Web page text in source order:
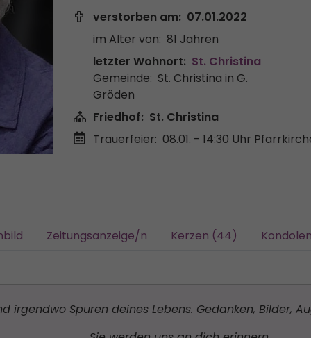
verstorben am: 07.01.2022
im Alter von: 81 Jahren
letzter Wohnort: St. Christina
Gemeinde: St. Christina in G.
Gröden
Friedhof: St. Christina
Trauerfeier: 08.01. - 14:30 Uhr
Zeitungsanzeige/n Kerzen (44)
irgendwo Spuren deines Lebens. Gedanken, Bilder,